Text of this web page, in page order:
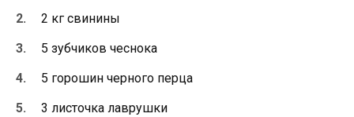
2 кг свинины
5 зубчиков чеснока
5 горошин черного перца
3 листочка лаврушки